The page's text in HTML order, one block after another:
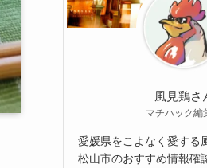
風見鶏さ
マチハック編
愛媛県をこよなく愛する
松山市のおすすめ情報確